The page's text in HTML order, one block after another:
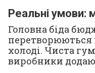
Реальні умови:
Головна біда
перетворюються
холоді. Чиста
виробники